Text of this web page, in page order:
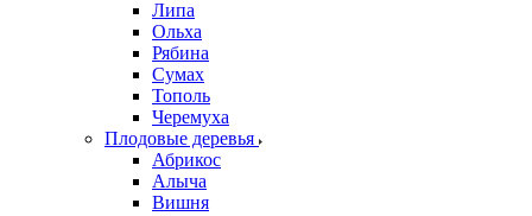
Липа
Ольха
Рябина
Сумах
Тополь
Черемуха
Плодовые деревья
Абрикос
Алыча
Вишня